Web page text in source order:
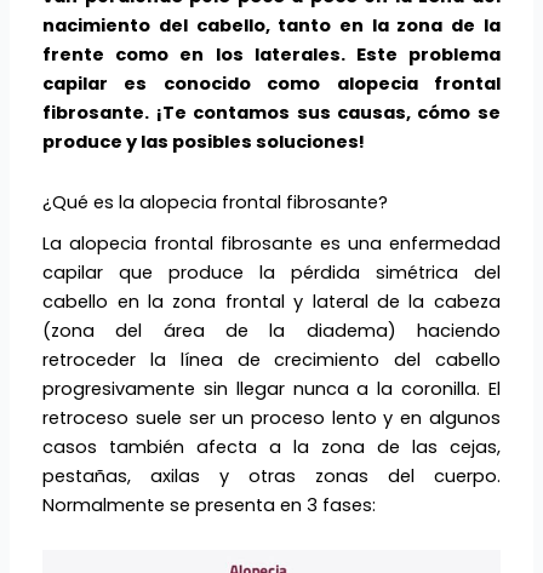
nacimiento del cabello, tanto en la zona de la
frente como en los laterales. Este problema
capilar es conocido como alopecia frontal
fibrosante. ¡Te contamos sus causas, cómo se
produce y las posibles soluciones!
¿Qué es la alopecia frontal fibrosante?
La alopecia frontal fibrosante es una enfermedad
capilar que produce la pérdida simétrica del
cabello en la zona frontal y lateral de la cabeza
(zona del área de la diadema) haciendo
retroceder la línea de crecimiento del cabello
progresivamente sin llegar nunca a la coronilla. El
retroceso suele ser un proceso lento y en algunos
casos también afecta a la zona de las cejas,
pestañas, axilas y otras zonas del cuerpo.
Normalmente se presenta en 3 fases: